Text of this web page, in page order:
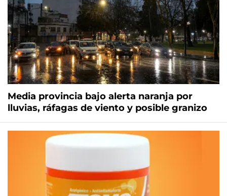
Media provincia bajo alerta naranja por
lluvias, ráfagas de viento y posible granizo